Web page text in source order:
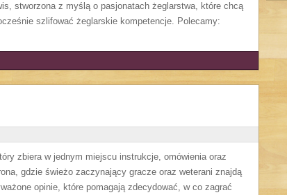
stworzona z myślą o pasjonatach żeglarstwa, które chcą
szlifować żeglarskie kompetencje. Polecamy:
zbiera w jednym miejscu instrukcje, omówienia oraz
gdzie świeżo zaczynający gracze oraz weterani znajdą
opinie, które pomagają zdecydować, w co zagrać